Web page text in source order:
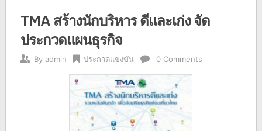
TMA สร้างนักบริหาร ดีและเก่ง จัด
ประกวดแผนธุรกิจ
By admin ประกวดแข่งขัน 0 Comments